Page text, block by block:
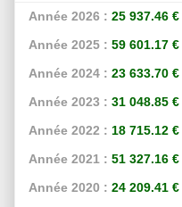
Année 2026 : 25 937.46 €
Année 2025 : 59 601.17 €
Année 2024 : 23 633.70 €
Année 2023 : 31 048.85 €
Année 2022 : 18 715.12 €
Année 2021 : 51 327.16 €
Année 2020 : 24 209.41 €